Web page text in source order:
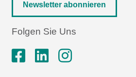
Newsletter abonnieren
Folgen Sie Uns